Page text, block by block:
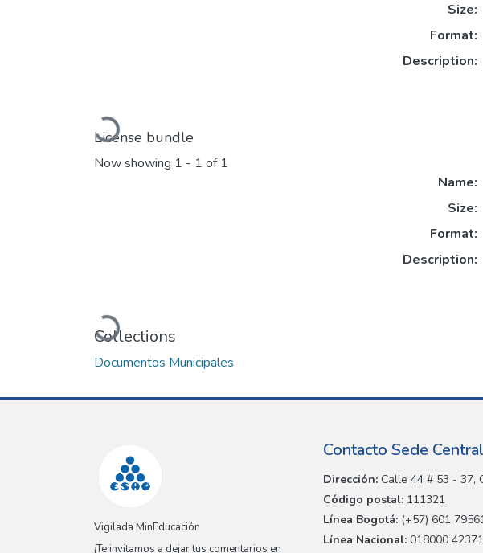
Loading...
Size:
Format:
Description:
License bundle
Now showing 1 - 1 of 1
Loading...
Name:
Size:
Format:
Description:
Collections
Documentos Municipales
Vigilada MinEducación
¡Te invitamos a dejar tus comentarios en
Contacto Sede Central
Dirección: Calle 44 # 53 - 37,
Código postal: 111321
Línea Bogotá: (+57) 601
Línea Nacional: 018000